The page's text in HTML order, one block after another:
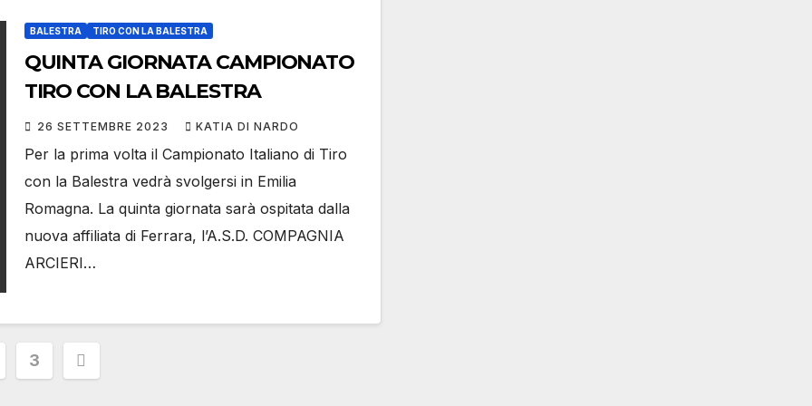
BALESTRA TIRO CON LA BALESTRA
QUINTA GIORNATA CAMPIONATO
TIRO CON LA BALESTRA
26 SETTEMBRE 2023 KATIA DI NARDO
Per la prima volta il Campionato Italiano di Tiro
con la Balestra vedrà svolgersi in Emilia
Romagna. La quinta giornata sarà ospitata dalla
nuova affiliata di Ferrara, l’A.S.D. COMPAGNIA
ARCIERI…
3